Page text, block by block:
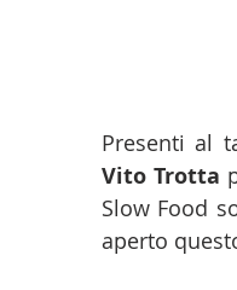
Presenti al
Vito Trotta
Slow Food
aperto